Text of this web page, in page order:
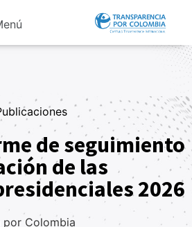
herramientas
de seguimiento
de las
2026
por Colombia